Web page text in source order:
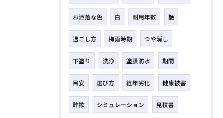
お洒落な色 白 耐用年数 艶
過ごし方 梅雨時期 つや消し
下塗り 洗浄 塗膜防水 期間
目安 選び方 経年劣化 健康被害
詐欺 シミュレーション 見積書